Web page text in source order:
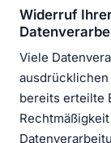
Widerruf
Viele
bereits erteilte